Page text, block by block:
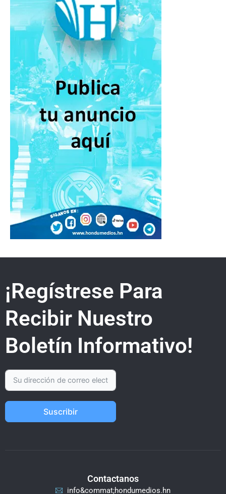
¡Regístrese Para
Recibir Nuestro
Boletín Informativo!
Suscribir
Contactanos
info&commat;hondumedios.hn